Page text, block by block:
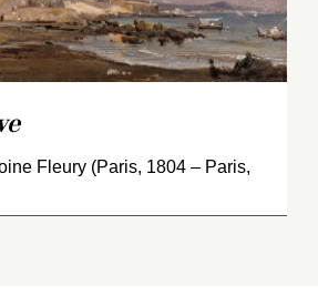
Fleury (Paris, 1804 – Paris,